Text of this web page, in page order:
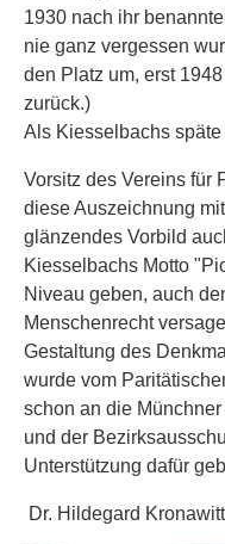
1930 nach ihr
nie ganz vergessen
den Platz um, erst
zurück.)
Als Kiesselbachs
Vorsitz des Vereins für
diese Auszeichnung
glänzendes Vorbild
Kiesselbachs Motto
Niveau geben, auch
Menschenrecht
Gestaltung des
wurde vom
schon an die
und der
Unterstützung dafür
Dr. Hildegard